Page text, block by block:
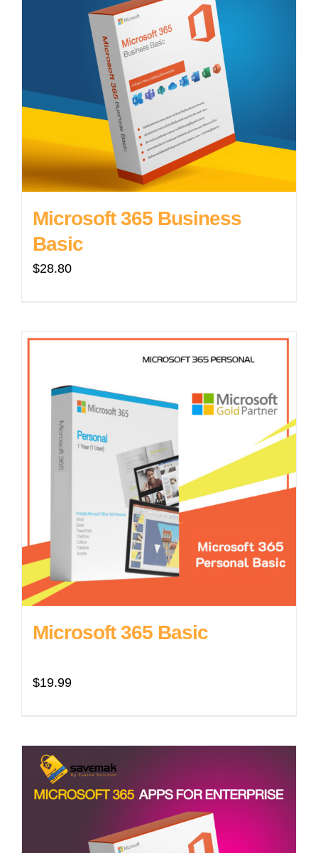
Microsoft 365 Business
Basic
$28.80
Microsoft 365 Basic
$19.99